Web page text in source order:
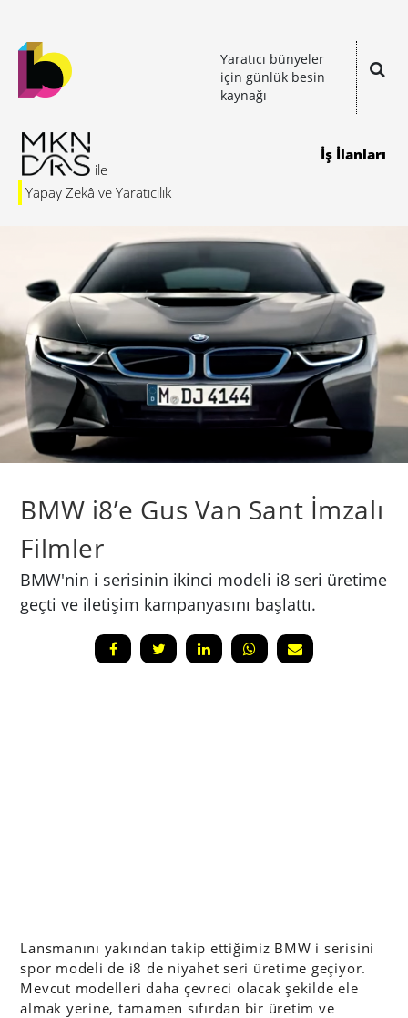
Yaratıcı bünyeler
için günlük besin
kaynağı
Yapay Zekâ ve Yaratıcılık
İş İlanları
BMW i8’e Gus Van Sant İmzalı
Filmler
BMW'nin i serisinin ikinci modeli i8 seri üretime
geçti ve iletişim kampanyasını başlattı.
Lansmanını yakından takip ettiğimiz BMW i serisini
spor modeli de i8 de niyahet seri üretime geçiyor.
Mevcut modelleri daha çevreci olacak şekilde ele
almak yerine, tamamen sıfırdan bir üretim ve